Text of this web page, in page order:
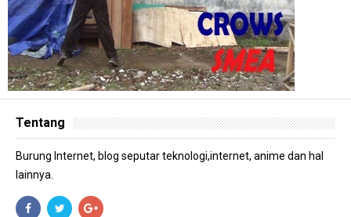
Tentang
Burung Internet, blog seputar teknologi,internet, anime dan hal
lainnya.